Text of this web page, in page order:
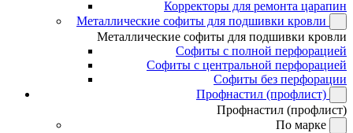
Корректоры для ремонта царапин
Металлические софиты для подшивки кровли
Металлические софиты для подшивки кровли
Софиты с полной перфорацией
Софиты с центральной перфорацией
Софиты без перфорации
Профнастил (профлист)
Профнастил (профлист)
По марке